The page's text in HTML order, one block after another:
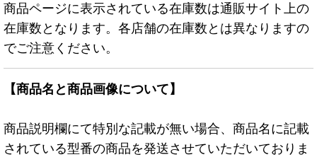
商品ページに表示されている在庫数は通販サイト上の
在庫数となります。各店舗の在庫数とは異なりますの
でご注意ください。
【商品名と商品画像について】
商品説明欄にて特別な記載が無い場合、商品名に記載
されている型番の商品を発送させていただいておりま